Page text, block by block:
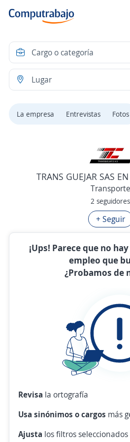
La empresa Entrevistas Fotos
TRANS GUEJAR SAS
Transporte
2 seguidores
+ Seguir
¡Ups! Parece que no
empleo que
¿Probamos de
Revisa la ortografía
Usa sinónimos o cargos más
Ajusta los filtros seleccionados